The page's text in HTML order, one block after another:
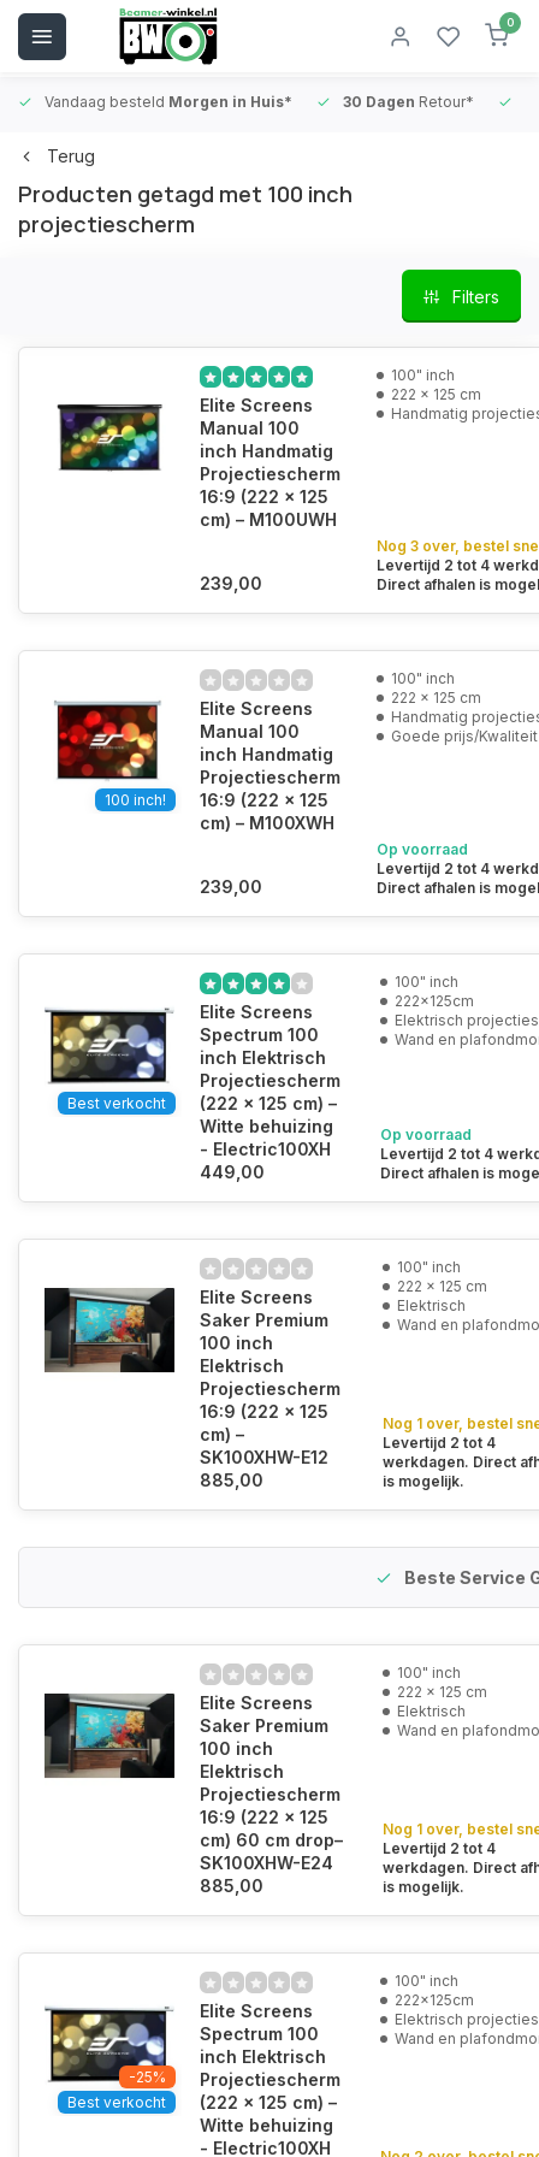
0
Vandaag besteld Morgen in Huis* 30 Dagen Retour*
Terug
Producten getagd met 100 inch
projectiescherm
Filters
Elite Screens
Manual 100
inch Handmatig
Projectiescherm
16:9 (222 x 125
cm) – M100UWH
239,00
100" inch
222 x 125 cm
Handmatig
Nog 3 over, bestel
Levertijd 2 tot 4
Direct afhalen is
100 inch!
Elite Screens
Manual 100
inch Handmatig
Projectiescherm
16:9 (222 x 125
cm) – M100XWH
239,00
100" inch
222 x 125 cm
Handmatig
Goede prijs/Kwaliteit
Op voorraad
Levertijd 2 tot 4
Direct afhalen is
Best verkocht
Elite Screens
Spectrum 100
inch Elektrisch
Projectiescherm
(222 x 125 cm) –
Witte behuizing
- Electric100XH
449,00
100" inch
222x125cm
Elektrisch
Wand en
Op voorraad
Levertijd 2 tot 4
Direct afhalen is
Elite Screens
Saker Premium
100 inch
Elektrisch
Projectiescherm
16:9 (222 x 125
cm) –
SK100XHW-E12
885,00
100" inch
222 x 125 cm
Elektrisch
Wand en
Nog 1 over, bestel
Levertijd 2 tot 4
werkdagen. Direct
is mogelijk.
Beste Service
Elite Screens
Saker Premium
100 inch
Elektrisch
Projectiescherm
16:9 (222 x 125
cm) 60 cm drop–
SK100XHW-E24
885,00
100" inch
222 x 125 cm
Elektrisch
Wand en
Nog 1 over, bestel
Levertijd 2 tot 4
werkdagen. Direct
is mogelijk.
-25%
Best verkocht
Elite Screens
Spectrum 100
inch Elektrisch
Projectiescherm
(222 x 125 cm) –
Witte behuizing
- Electric100XH
100" inch
222x125cm
Elektrisch
Wand en